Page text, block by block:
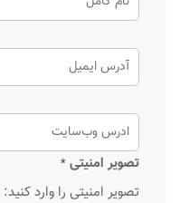
تصویر امنیتی *
تصویر امنیتی را وارد کنید: